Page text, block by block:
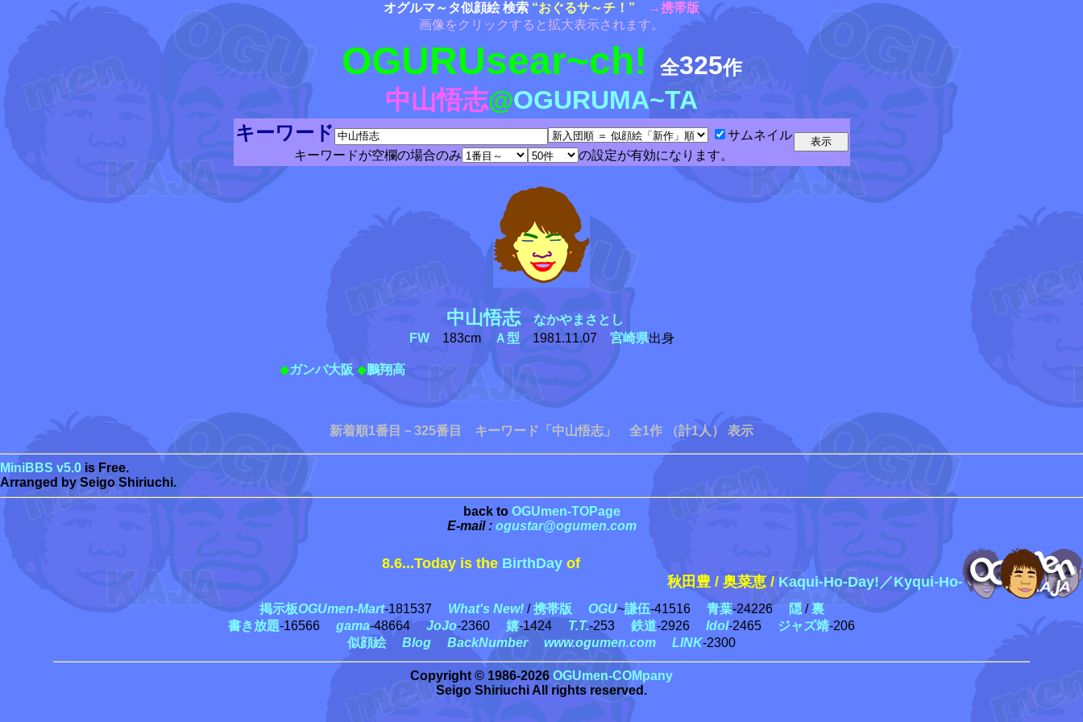
オグルマ～タ似顔絵 検索 “おぐるサ～チ！”
→携帯版
画像をクリックすると拡大表示されます。
OGURUsear~ch! 全325作
中山悟志@OGURUMA~TA
キーワード
サムネイル
キーワードが空欄の場合のみ
の設定が有効になります。
中山悟志 なかやまさとし
FW183cm Ａ型 1981.11.07 宮崎県出身
◆ガンバ大阪 ◆鵬翔高
新着順1番目－325番目 キーワード「中山悟志」 全1作 （計1人） 表示
MiniBBS v5.0 is Free.
Arranged by Seigo Shiriuchi.
back to OGUmen-TOPage
E-mail : ogustar@ogumen.com
8.6...Today is the BirthDay of
秋田豊 /奥菜恵 / Kaqui-Ho-Day!／Kyqui-Ho-Day【橙板】（1997
掲示板OGUmen-Mart-181537 What's New!/携帯版 OGU~謙伍-41516 青葉-24226 隠/ 裏
書き放題-16566 gama-48664 JoJo-2360 嬉-1424 T.T.-253 鉄道-2926 Idol-2465 ジャズ靖-206
似顔絵
Blog BackNumber www.ogumen.com LINK-2300
Copyright © 1986-2026 OGUmen-COMpany
Seigo Shiriuchi All rights reserved.